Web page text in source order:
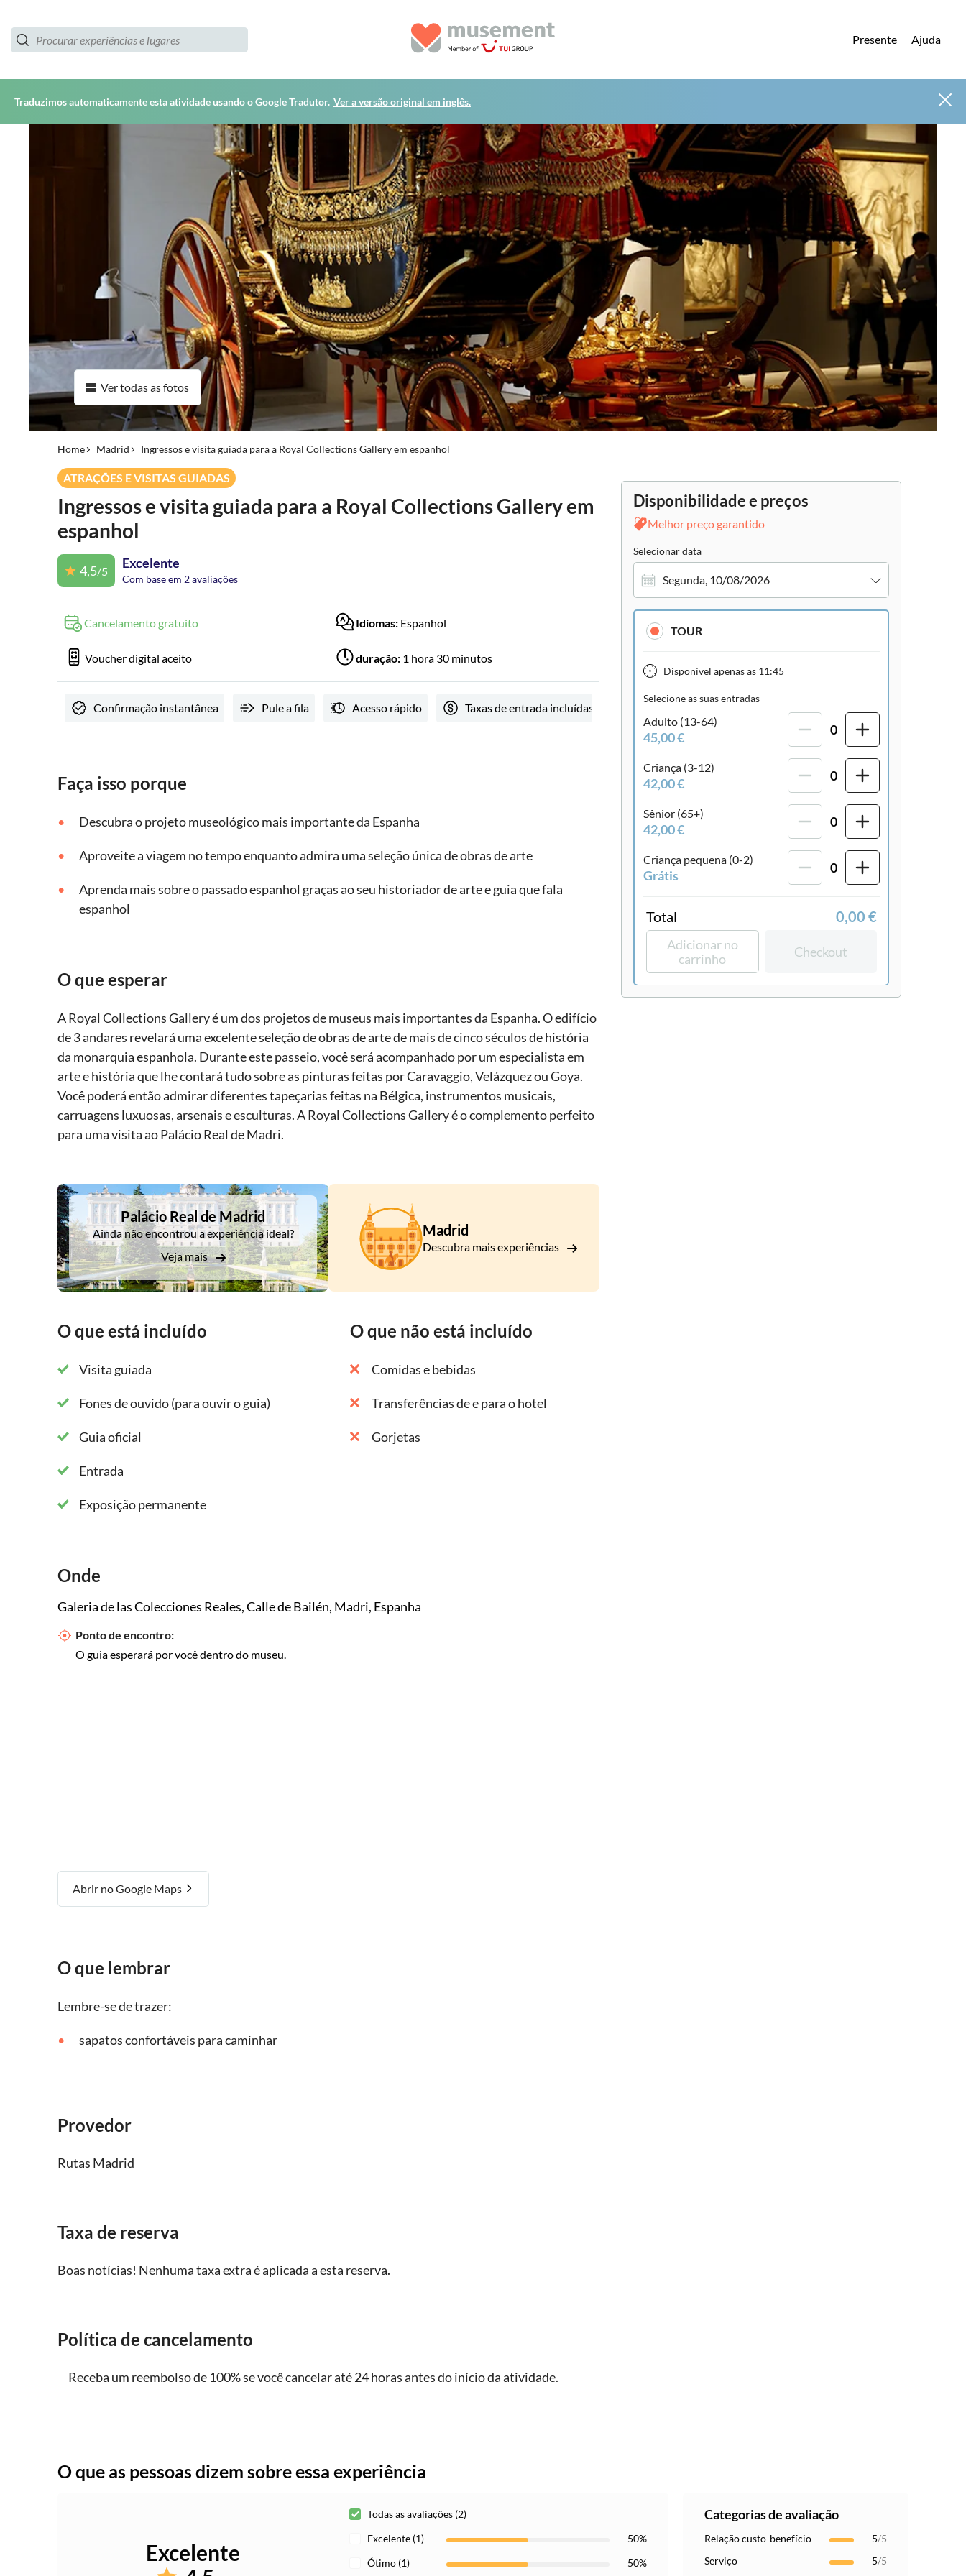
Presente Ajuda
Traduzimos automaticamente esta atividade usando o Google Tradutor. Ver a versão original em inglês.
Ver todas as fotos
Home Madrid Ingressos e visita guiada para a Royal Collections Gallery em espanhol
ATRAÇÕES E VISITAS GUIADAS
Ingressos e visita guiada para a Royal Collections Gallery em
espanhol
4,5/5
Excelente
Com base em 2 avaliações
Cancelamento gratuito Idiomas: Espanhol
Voucher digital aceito duração: 1 hora 30 minutos
Confirmação instantânea Pule a fila Acesso rápido Taxas de entrada incluídas
Faça isso porque
Descubra o projeto museológico mais importante da Espanha
Aproveite a viagem no tempo enquanto admira uma seleção única de obras de arte
Aprenda mais sobre o passado espanhol graças ao seu historiador de arte e guia que fala
espanhol
O que esperar
A Royal Collections Gallery é um dos projetos de museus mais importantes da Espanha. O edifício
de 3 andares revelará uma excelente seleção de obras de arte de mais de cinco séculos de história
da monarquia espanhola. Durante este passeio, você será acompanhado por um especialista em
arte e história que lhe contará tudo sobre as pinturas feitas por Caravaggio, Velázquez ou Goya.
Você poderá então admirar diferentes tapeçarias feitas na Bélgica, instrumentos musicais,
carruagens luxuosas, arsenais e esculturas. A Royal Collections Gallery é o complemento perfeito
para uma visita ao Palácio Real de Madri.
DSA1Palácio Real de Madrid
Palácio Real de Madrid
Ainda não encontrou a experiência ideal?
Veja mais
Madrid
Descubra mais experiências
O que está incluído
Visita guiada
Fones de ouvido (para ouvir o guia)
Guia oficial
Entrada
Exposição permanente
O que não está incluído
Comidas e bebidas
Transferências de e para o hotel
Gorjetas
Onde
Galeria de las Colecciones Reales, Calle de Bailén, Madri, Espanha
Ponto de encontro:
O guia esperará por você dentro do museu.
Abrir no Google Maps
O que lembrar
Lembre-se de trazer:
sapatos confortáveis para caminhar
Provedor
Rutas Madrid
Taxa de reserva
Boas notícias! Nenhuma taxa extra é aplicada a esta reserva.
Política de cancelamento
Receba um reembolso de 100% se você cancelar até 24 horas antes do início da atividade.
Disponibilidade e preços
Melhor preço garantido
Selecionar data
Segunda, 10/08/2026
TOUR
Disponível apenas as 11:45
Selecione as suas entradas
Adulto (13-64)
45,00 € 0
Criança (3-12)
42,00 € 0
Sênior (65+)
42,00 € 0
Criança pequena (0-2)
Grátis 0
Total 0,00 €
Adicionar no
carrinho
Checkout
O que as pessoas dizem sobre essa experiência
Excelente
Todas as avaliações (2)
Excelente (1)
50%
Ótimo (1)
50%
Categorias de avaliação
Relação custo-benefício 5/5
Serviço
5/5